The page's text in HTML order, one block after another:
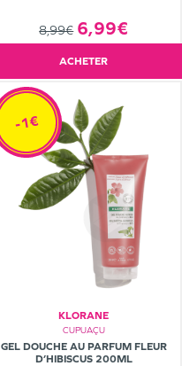
8,99€ 6,99€
ACHETER
KLORANE
CUPUAÇU
GEL DOUCHE AU PARFUM FLEUR
D’HIBISCUS 200ML
-1€